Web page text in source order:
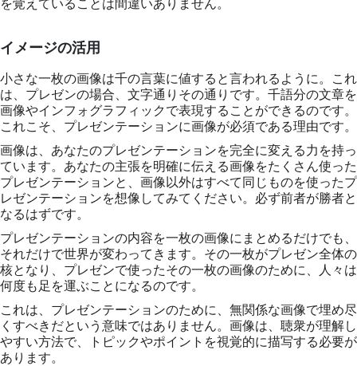
イメージの活用
小さな一枚の画像は千の言葉に値すると言われるように。これ
は、プレゼンの場合、文字通りその通りです。千語分の文章を
画像やインフォグラフィックで表現することができるのです。
これこそ、プレゼンテーションに画像が必須である理由です。
画像は、あなたのプレゼンテーションを完全に変える力を持っ
ています。あなたの主張を明確に伝える画像をたくさん使った
プレゼンテーションと、画像以外はすべて同じものを使ったプ
レゼンテーションを想像してみてください。必ず前者が勝者と
なるはずです。
プレゼンテーションの内容を一枚の画像にまとめるだけでも、
それだけで世界が変わってきます。その一枚がプレゼン全体の
核となり、プレゼンで使ったその一枚の画像のために、人々は
何度も足を運ぶことになるのです。
これは、プレゼンテーションのために、無関係な画像で埋め尽
くすべきだという意味ではありません。画像は、聴衆が理解し
やすい方法で、トピックやポイントを視覚的に描写する必要が
あります。